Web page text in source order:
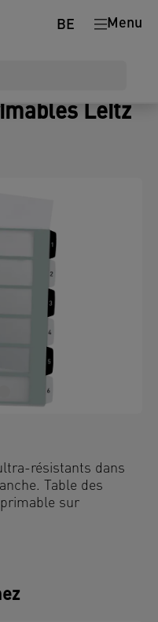
Menu
BE
Leitz
résistants dans
Table des
sur